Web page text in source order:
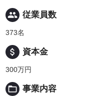
people 従業員数
373名
attach_money 資本金
300万円
folder_open 事業内容